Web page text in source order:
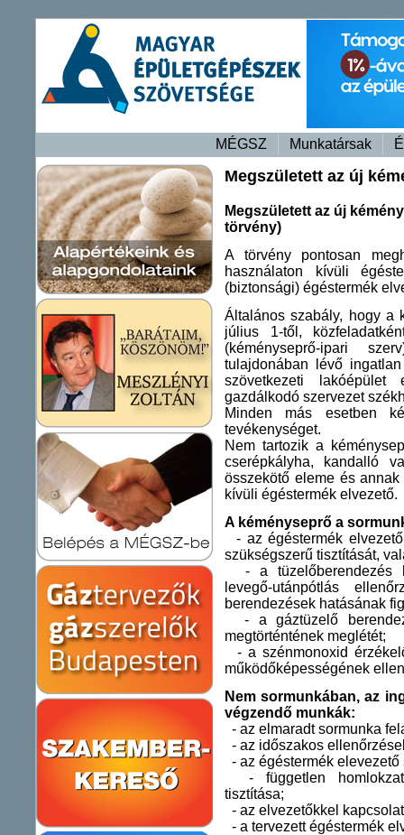
MÉGSZ Munkatársak
Megszületett az új
Megszületett az új
törvény)
A törvény pontosan
használaton kívüli
(biztonsági) égéstermék
Általános szabály, hogy a
július 1-től,
(kéményseprő-ipari
tulajdonában lévő
szövetkezeti
gazdálkodó szervezet
Minden más esetben
tevékenységet.
Nem tartozik a
cserépkályha, kandalló
összekötő eleme és
kívüli égéstermék elvezető.
A kéményseprő a
- az égéstermék
szükségszerű tisztítását,
- a tüzelőberendezés
levegő-utánpótlás
berendezések hatásának
- a gáztüzelő
megtörténtének meglétét;
- a szénmonoxid
működőképességének
Nem sormunkában, az
végzendő munkák:
- az elmaradt sormunka
- az időszakos
- az égéstermék
- független homlokzati
tisztítása;
- az elvezetőkkel
- a tervezett égéstermék